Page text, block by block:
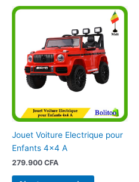
Jouet Voiture Electrique pour
Enfants 4×4 A
279.900 CFA